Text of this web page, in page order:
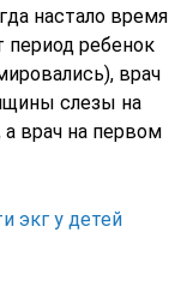
настало время
период ребенок
врач
слезы на
а врач на первом
экг у детей